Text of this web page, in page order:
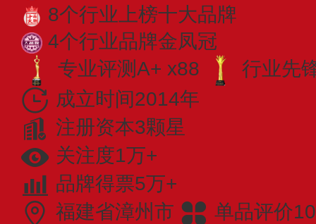
8个行业上榜十大品牌
4个行业品牌金凤冠
专业评测A+ x88
行业先
成立时间2014年
注册资本3颗星
关注度1万+
品牌得票5万+
福建省漳州市
单品评价